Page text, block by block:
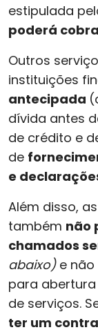
estipulada
poderá
Outros
instituições
antecipada
dívida antes
de crédito e
de
e
Além disso,
também não
chamados
abaixo) e
para
de serviços.
ter um